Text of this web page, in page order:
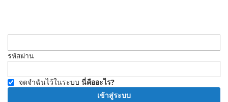
รหัสผ่าน
จดจำฉันไว้ในระบบ นี่คืออะไร?
เข้าสู่ระบบ